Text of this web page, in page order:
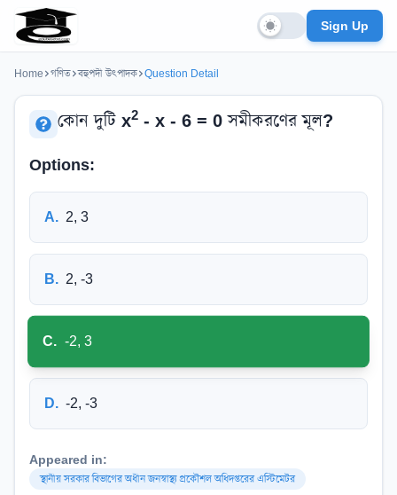
Sign Up
Home গণিত বহুপদী উৎপাদক Question Detail
কোন দুটি x2 - x - 6 = 0 সমীকরণের মূল?
Options:
A. 2, 3
B. 2, -3
C. -2, 3
D. -2, -3
Appeared in:
স্থানীয় সরকার বিভাগের অধীন জনস্বাস্থ্য প্রকৌশল অধিদপ্তরের এস্টিমেটর